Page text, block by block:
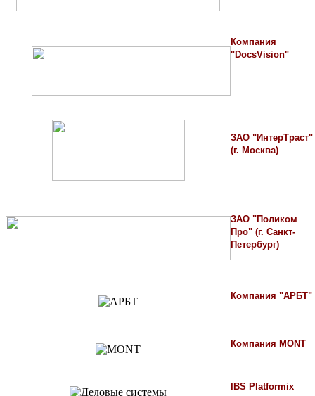
Компания
"DocsVision"
ЗАО "ИнтерТраст"
(г. Москва)
ЗАО "Поликом
Про" (г. Санкт-
Петербург)
Компания "АРБТ"
Компания MONT
IBS Platformix